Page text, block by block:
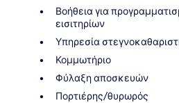
Βοήθεια για
εισιτηρίων
Υπηρεσία
Κομμωτήριο
Φύλαξη αποσκευών
Πορτιέρης/θυρωρός